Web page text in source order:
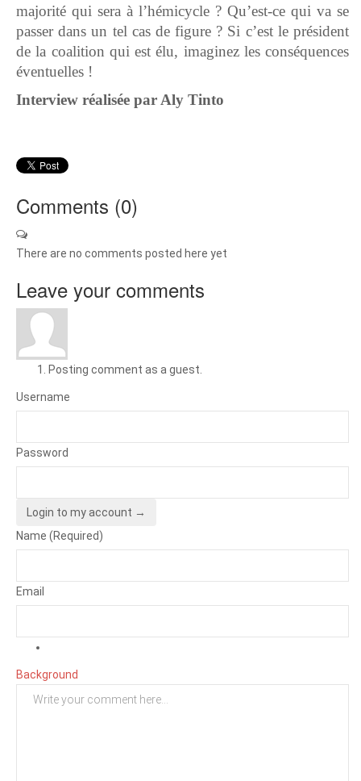
majorité qui sera à l’hémicycle ? Qu’est-ce qui va se
passer dans un tel cas de figure ? Si c’est le président
de la coalition qui est élu, imaginez les conséquences
éventuelles !
Interview réalisée par Aly Tinto
Comments (0)
There are no comments posted here yet
Leave your comments
Posting comment as a guest.
Username
Password
Login to my account →
Name (Required)
Email
Background